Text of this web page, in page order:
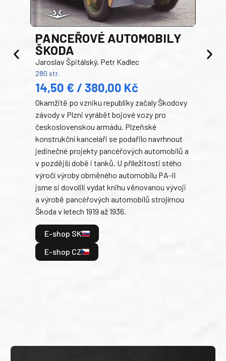
PANCEŘOVÉ AUTOMOBILY
ŠKODA
Jaroslav Špitálský, Petr Kadlec
280 str.
14,50 € / 380,00 Kč
Okamžitě po vzniku republiky začaly Škodovy
závody v Plzni vyrábět bojové vozy pro
československou armádu. Plzeňské
konstrukční kanceláři se podařilo navrhnout
jedinečné projekty pancéřových automobilů a
v pozdější době i tanků. U příležitosti stého
výročí výroby obrněného automobilu PA-II
jsme si dovolili vydat knihu věnovanou vývoji
a výrobě pancéřových automobilů strojírnou
Škoda v letech 1919 až 1936.
E-shop SK
E-shop CZ